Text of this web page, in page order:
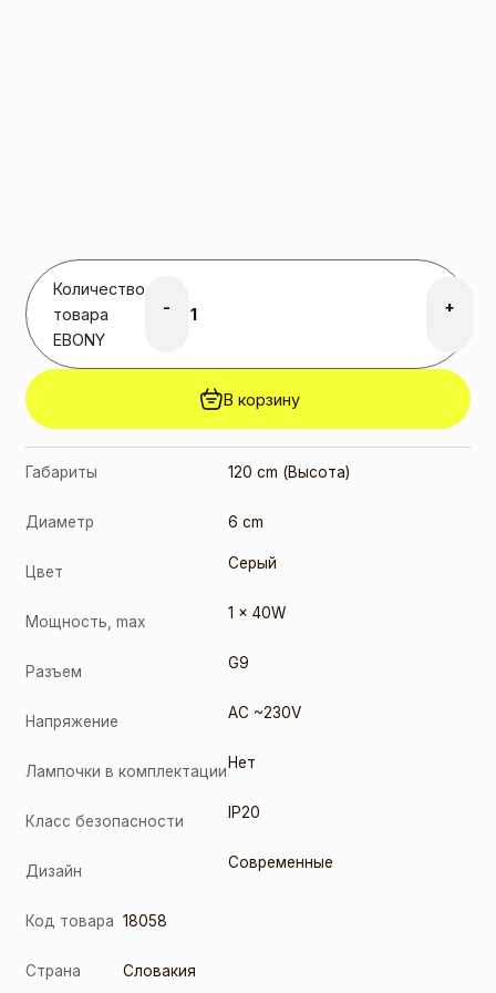
Количество
товара
EBONY
- +
В корзину
Габариты 120 cm (Высота)
Диаметр 6 cm
Цвет Серый
Мощность, max 1 x 40W
Разъем G9
Напряжение AC ~230V
Лампочки в комплектации Нет
Класс безопасности IP20
Дизайн Современные
Код товара 18058
Страна Словакия